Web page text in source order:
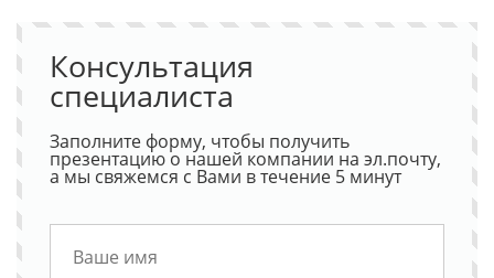
Консультация
специалиста
Заполните форму, чтобы получить
презентацию о нашей компании на эл.почту,
а мы свяжемся с Вами в течение 5 минут